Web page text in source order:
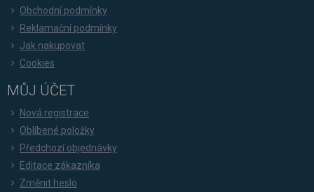
Obchodní podmínky
Reklamační podmínky
Jak nakupovat
Cookies
MŮJ ÚČET
Nová registrace
Oblíbené položky
Předchozí objednávky
Editace zákazníka
Změnit heslo